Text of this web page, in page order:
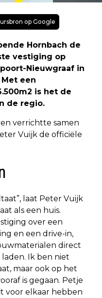
op Google
Hornbach de
vestiging op
Nieuwgraaf in
een
is het de
de regio.
verrichtte samen
Vuijk de officiële
laat Peter Vuijk
als een huis.
over een
en een drive-in,
direct
Ik ben niet
maar ook op het
is gegaan. Petje
voor elkaar hebben